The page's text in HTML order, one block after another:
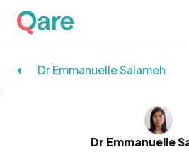
Dr Emmanuelle Salameh
Dr Emmanuelle